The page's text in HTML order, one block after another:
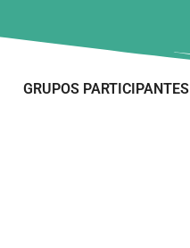
GRUPOS PARTICIPANTES